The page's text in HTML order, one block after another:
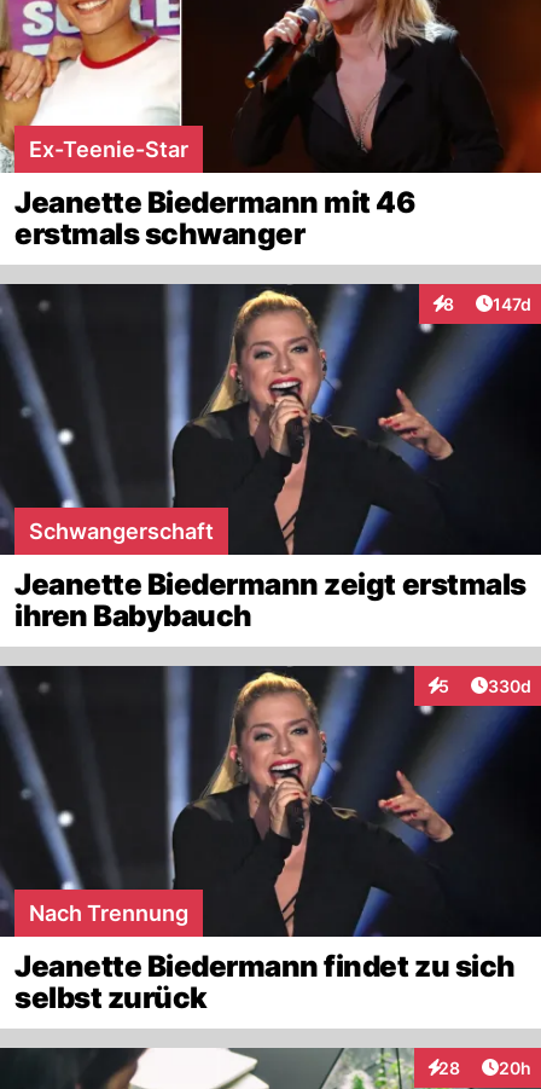
Ex-Teenie-Star
Jeanette Biedermann mit 46
erstmals schwanger
8
Interaktionen
147d
Schwangerschaft
Jeanette Biedermann zeigt erstmals
ihren Babybauch
5
Interaktionen
330d
Nach Trennung
Jeanette Biedermann findet zu sich
selbst zurück
28
Interaktionen
20h